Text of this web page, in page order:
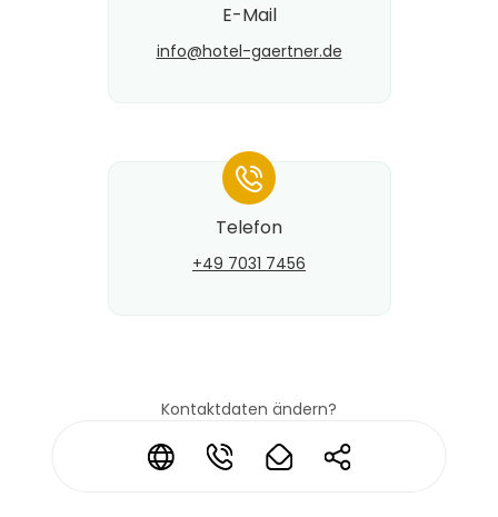
* * * *
E-Mail
info@​hotel-gaertner.de
*
Telefon
+49 7031 7456
Kontaktdaten ändern?